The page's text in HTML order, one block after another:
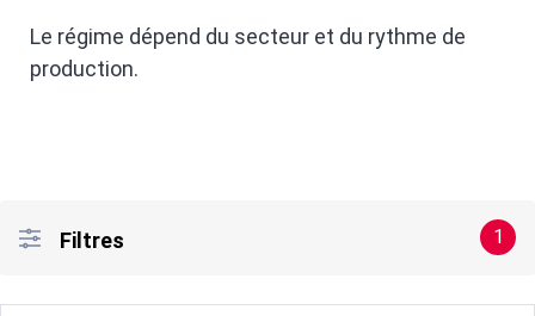
Le régime dépend du secteur et du rythme de
production.
Filtres 1